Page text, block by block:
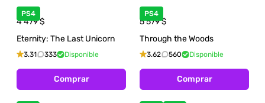
PS4
4 479$
Eternity: The Last Unicorn
3.31 333 Disponible
Comprar
PS4
5 579$
Through the Woods
3.62 560 Disponible
Comprar